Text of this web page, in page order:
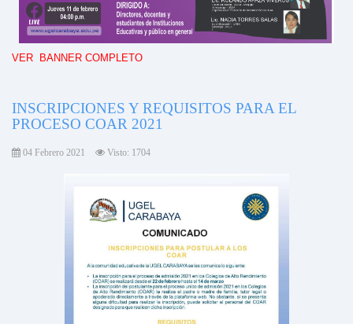
VER BANNER COMPLETO
INSCRIPCIONES Y REQUISITOS PARA EL
PROCESO COAR 2021
04 Febrero 2021 Visto: 1704